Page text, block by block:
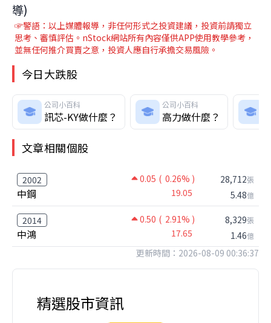
導)
☞警語：以上媒體報導，非任何形式之投資建議，投資前請獨立
思考、審慎評估。nStock網站所有內容僅供APP使用教學參考，
並無任何推介買賣之意，投資人應自行承擔交易風險。
今日大跌股
公司小百科
訊芯-KY做什麼？
公司小百科
高力做什麼？
文章相關個股
2002 0.05 ( 0.26% )
中鋼 19.05
28,712張
5.48億
2014 0.50 ( 2.91% )
中鴻 17.65
8,329張
1.46億
更新時間：2026-08-09 00:36:37
精選股市資訊